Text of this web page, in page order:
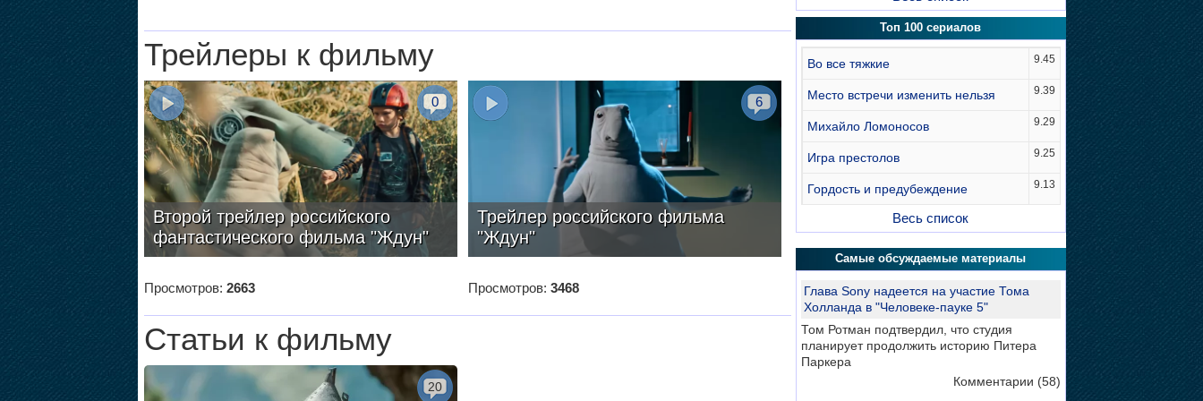
Трейлеры к фильму
Второй трейлер российского
фантастического фильма "Ждун"
0
Просмотров: 2663
Трейлер российского фильма
"Ждун"
6
Просмотров: 3468
Статьи к фильму
20
Топ 100 сериалов
Во все тяжкие 9.45
Место встречи изменить нельзя 9.39
Михайло Ломоносов 9.29
Игра престолов 9.25
Гордость и предубеждение 9.13
Весь список
Самые обсуждаемые материалы
Глава Sony надеется на участие Тома
Холланда в "Человеке-пауке 5"
Том Ротман подтвердил, что студия
планирует продолжить историю Питера
Паркера
Комментарии (58)